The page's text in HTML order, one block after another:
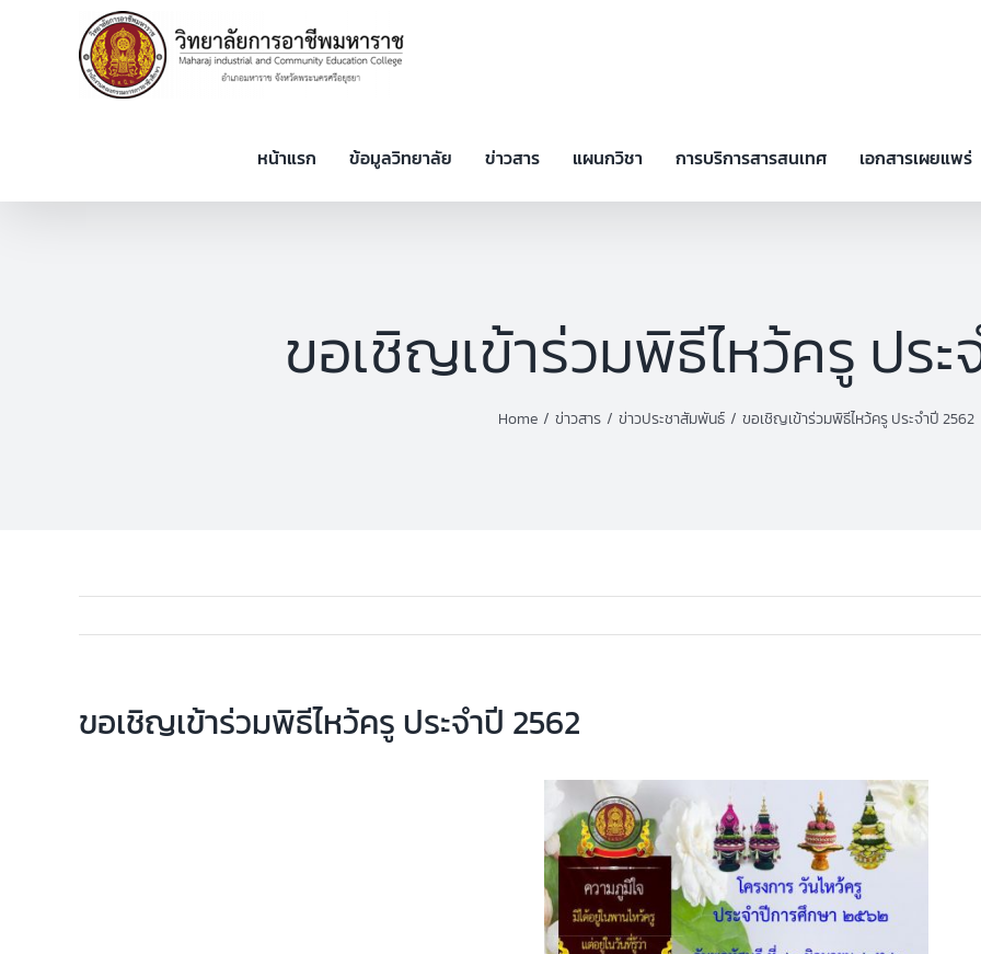
หน้าแรก ข้อมูลวิทยาลัย ข่าวสาร แผนกวิชา การบริการสารสนเทศ เอกสารเผยแพร่
ขอเชิญเข้าร่วมพิธีไหว้ครู ประ
Home ข่าวสาร ข่าวประชาสัมพันธ์ ขอเชิญเข้าร่วมพิธีไหว้ครู ประจำปี 2562
ขอเชิญเข้าร่วมพิธีไหว้ครู ประจำปี 2562